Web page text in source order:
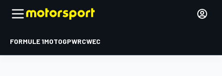
FORMULE 1MOTOGPWRCWEC